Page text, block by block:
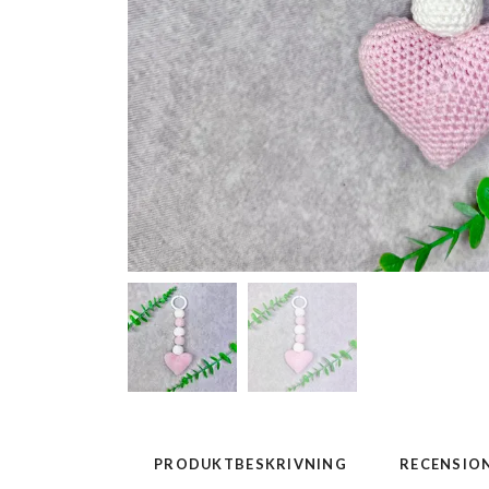
PRODUKTBESKRIVNING